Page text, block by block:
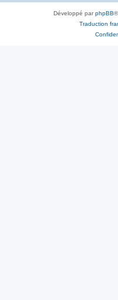
Développé parphpBB
Traduction